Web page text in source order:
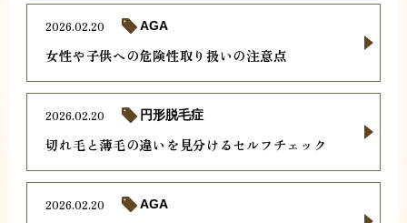
女性や子供への危険性取り扱いの注意点
2026.02.20 AGA
切れ毛と薄毛の違いを見分けるセルフチェック
2026.02.20 円形脱毛症
2026.02.20 AGA